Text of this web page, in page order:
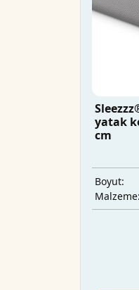
yatak
cm
Boyut:
Malzeme: